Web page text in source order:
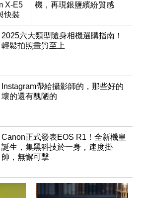
X-E5
快裝
機，再現銀鹽繽紛質感
2025六大類型隨身相機選購指南！
輕鬆拍照畫質至上
Instagram帶給攝影師的，那些好的
壞的還有醜陋的
Canon正式發表EOS R1！全新機皇
誕生，集黑科技於一身，速度掛
帥，無懈可擊